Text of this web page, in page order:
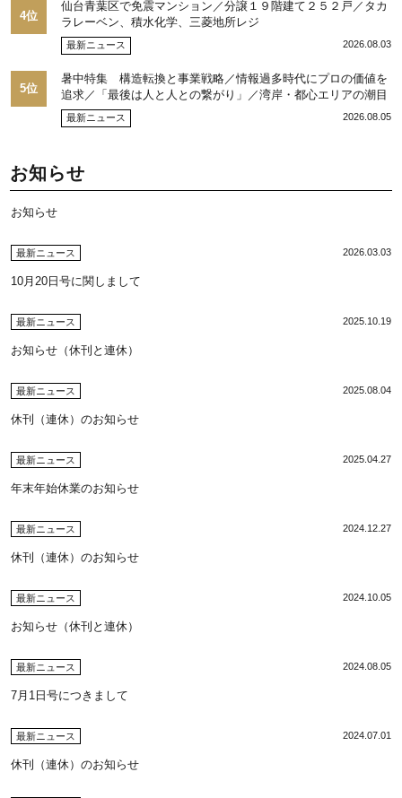
4位
仙台青葉区で免震マンション／分譲１９階建て２５２戸／タカ
ラレーベン、積水化学、三菱地所レジ
最新ニュース 2026.08.03
5位
暑中特集 構造転換と事業戦略／情報過多時代にプロの価値を
追求／「最後は人と人との繋がり」／湾岸・都心エリアの潮目
を注視／“リパーク”次世代展開／三井不動産リアルティ／児玉
光博社長に聞く
最新ニュース 2026.08.05
お知らせ
お知らせ
最新ニュース 2026.03.03
10月20日号に関しまして
最新ニュース 2025.10.19
お知らせ（休刊と連休）
最新ニュース 2025.08.04
休刊（連休）のお知らせ
最新ニュース 2025.04.27
年末年始休業のお知らせ
最新ニュース 2024.12.27
休刊（連休）のお知らせ
最新ニュース 2024.10.05
お知らせ（休刊と連休）
最新ニュース 2024.08.05
7月1日号につきまして
最新ニュース 2024.07.01
休刊（連休）のお知らせ